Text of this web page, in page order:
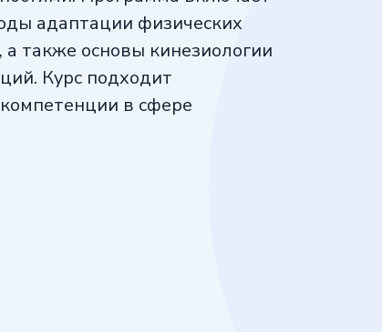
адаптации физических
также основы кинезиологии
Курс подходит
в сфере